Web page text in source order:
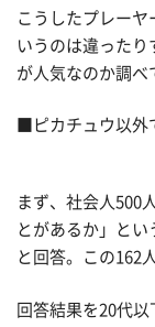
こうしたプレーヤ
いうのは違った
が人気なのか調べ
■ピカチュウ以外
まず、社会人500
とがあるか」とい
と回答。この162
回答結果を20代